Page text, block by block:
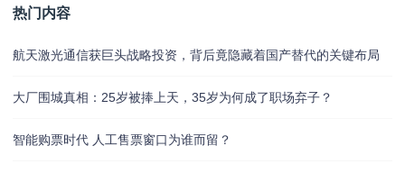
热门内容
航天激光通信获巨头战略投资，背后竟隐藏着国产替代的关键布局
大厂围城真相：25岁被捧上天，35岁为何成了职场弃子？
智能购票时代 人工售票窗口为谁而留？